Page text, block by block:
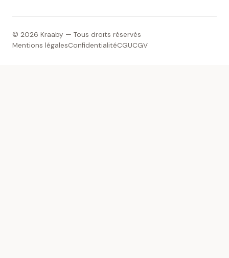
© 2026 Kraaby — Tous droits réservés
Mentions légalesConfidentialitéCGUCGV